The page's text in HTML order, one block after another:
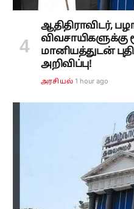
ஆதிதிராவிடர்,
விவசாயிகளுக்கு
மானியத்துடன்
அறிவிப்பு!
அரசியல் 1 hour ago